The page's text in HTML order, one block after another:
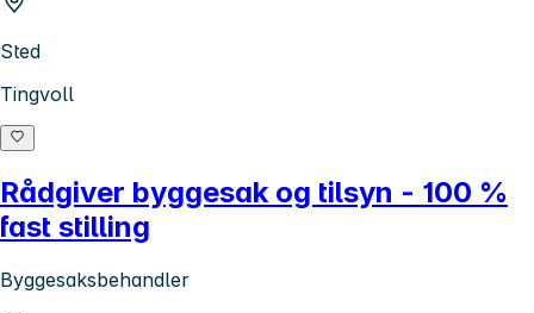
Sted
Tingvoll
Rådgiver byggesak og tilsyn - 100 %
fast stilling
Byggesaksbehandler